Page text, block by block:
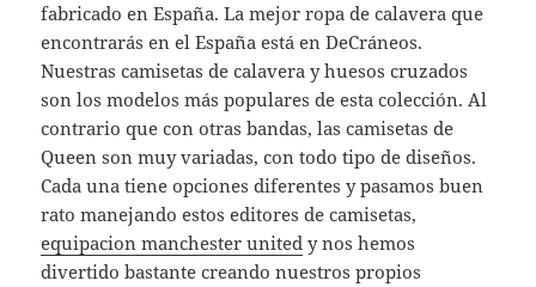
fabricado en España. La mejor ropa de calavera que
encontrarás en el España está en DeCráneos.
Nuestras camisetas de calavera y huesos cruzados
son los modelos más populares de esta colección. Al
contrario que con otras bandas, las camisetas de
Queen son muy variadas, con todo tipo de diseños.
Cada una tiene opciones diferentes y pasamos buen
rato manejando estos editores de camisetas,
equipacion manchester united y nos hemos
divertido bastante creando nuestros propios